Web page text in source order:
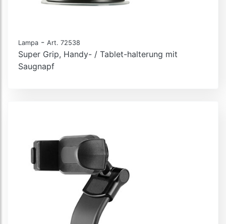
Lampa - Art. 72538
Super Grip, Handy- / Tablet-halterung mit
Saugnapf